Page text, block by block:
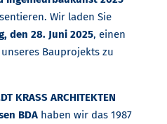
Wir laden Sie
den 28. Juni 2025, einen
Bauprojekts zu
KRASS ARCHITEKTEN
BDAhaben wir das 1987